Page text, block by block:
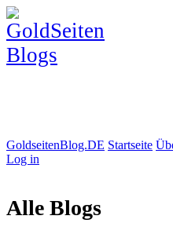
GoldseitenBlog.DE Startseite
Log in
Alle Blogs